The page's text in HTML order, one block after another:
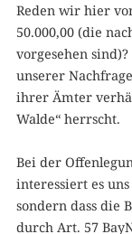
Reden wir hier
50.000,00 (die
vorgesehen
unserer
ihrer Ämter
Walde“ herrscht.
Bei der
interessiert es
sondern dass die
durch Art. 57